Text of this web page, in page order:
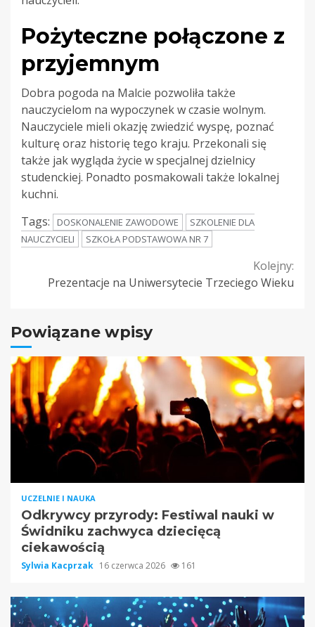
Pożyteczne połączone z
przyjemnym
Dobra pogoda na Malcie pozwoliła także
nauczycielom na wypoczynek w czasie wolnym.
Nauczyciele mieli okazję zwiedzić wyspę, poznać
kulturę oraz historię tego kraju. Przekonali się
także jak wygląda życie w specjalnej dzielnicy
studenckiej. Ponadto posmakowali także lokalnej
kuchni.
Tags:
DOSKONALENIE ZAWODOWE
SZKOLENIE DLA
NAUCZYCIELI
SZKOŁA PODSTAWOWA NR 7
Reading
Kolejny:
Prezentacje na Uniwersytecie Trzeciego Wieku
Powiązane wpisy
UCZELNIE I NAUKA
Odkrywcy przyrody: Festiwal nauki w
Świdniku zachwyca dziecięcą
ciekawością
Sylwia Kacprzak 16 czerwca 2026 161